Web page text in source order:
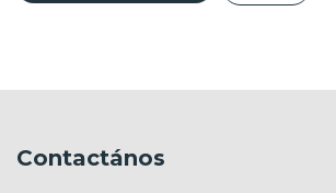
Contactános